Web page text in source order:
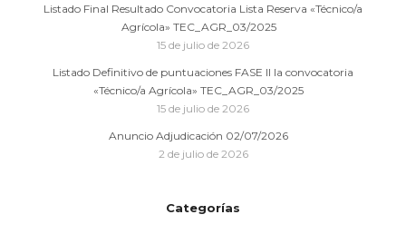
Listado Final Resultado Convocatoria Lista Reserva «Técnico/a
Agrícola» TEC_AGR_03/2025
15 de julio de 2026
Listado Definitivo de puntuaciones FASE II la convocatoria
«Técnico/a Agrícola» TEC_AGR_03/2025
15 de julio de 2026
Anuncio Adjudicación 02/07/2026
2 de julio de 2026
Categorías